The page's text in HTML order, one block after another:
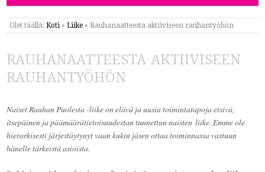
Olet täällä: Koti » Liike » Rauhanaatteesta aktiiviseen rauhantyöhön
RAUHANAATTEESTA AKTIIVISEEN
RAUHANTYÖHÖN
Naiset Rauhan Puolesta -liike on elävä ja uusia toimintatapoja etsivä,
itsepäinen ja päämäärätietoisuudestan tunnettun naisten liike. Emme ole
hierarkisesti järjestäytynyt vaan kukin jäsen ottaa toiminnassa vastuun
hänelle tärkeistä asioista.